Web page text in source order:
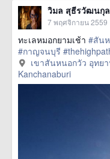
วิมล สุธีรวัฒนกุล
7 พฤศจิกายน 2559
ทะเลหมอกยามเช้า #สัน
#กาญจนบุรี
เขาสันหนอกวัว อุทย
Kanchanaburi